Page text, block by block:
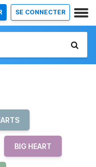
SE CONNECTER
BIG HEART